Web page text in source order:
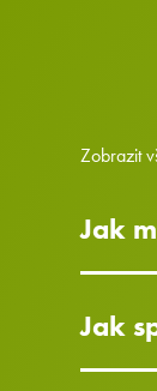
Zobrazit
Jak
Jak